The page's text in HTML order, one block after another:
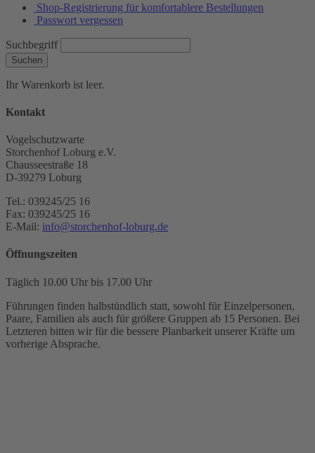
Shop-Registrierung für komfortablere Bestellungen
Passwort vergessen
Suchbegriff
Suchen
Ihr Warenkorb ist leer.
Kontakt
Vogelschutzwarte
Storchenhof Loburg e.V.
Chausseestraße 18
D-39279 Loburg
Tel.: 039245/25 16
Fax: 039245/25 16
E-Mail: info@storchenhof-loburg.de
Öffnungszeiten
Täglich 10.00 Uhr bis 17.00 Uhr
Führungen finden halbstündlich statt, sowohl für Einzelpersonen,
Paare, Familien als auch für größere Gruppen ab 15 Personen. Bei
Letzteren bitten wir für die bessere Planbarkeit unserer Kräfte um
vorherige Absprache.